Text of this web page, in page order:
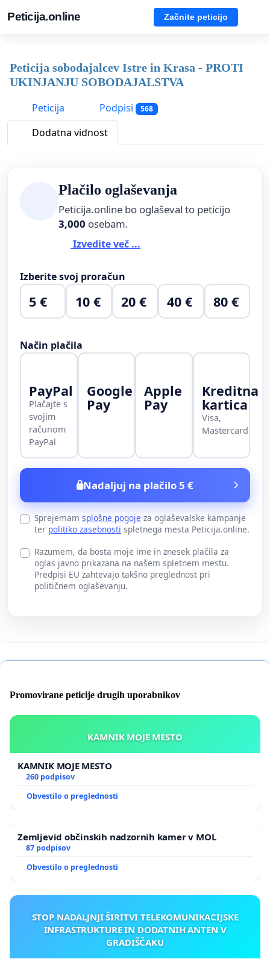
Peticija.online Začnite peticijo
Peticija sobodajalcev Istre in Krasa - PROTI
UKINJANJU SOBODAJALSTVA
Peticija
Podpisi 568
Dodatna vidnost
Plačilo oglaševanja
Peticija.online bo oglaševal to peticijo
3,000 osebam.
Izvedite več ...
Izberite svoj proračun
5 € 10 € 20 € 40 € 80 €
Način plačila
PayPal
Plačajte s
svojim
računom
PayPal
Google
Pay
Apple
Pay
Kreditna
kartica
Visa,
Mastercard
Nadaljuj na plačilo 5 €
Sprejemam splošne pogoje za oglaševalske kampanje
ter politiko zasebnosti spletnega mesta Peticija.online.
Razumem, da bosta moje ime in znesek plačila za
oglas javno prikazana na našem spletnem mestu.
Predpisi EU zahtevajo takšno preglednost pri
političnem oglaševanju.
Promovirane peticije drugih uporabnikov
KAMNIK MOJE MESTO
KAMNIK MOJE MESTO
260 podpisov
Obvestilo o preglednosti
Zemljevid občinskih nadzornih kamer v MOL
87 podpisov
Obvestilo o preglednosti
STOP NADALJNJI ŠIRITVI TELEKOMUNIKACIJSKE
INFRASTRUKTURE IN DODATNIH ANTEN V
GRADIŠČAKU